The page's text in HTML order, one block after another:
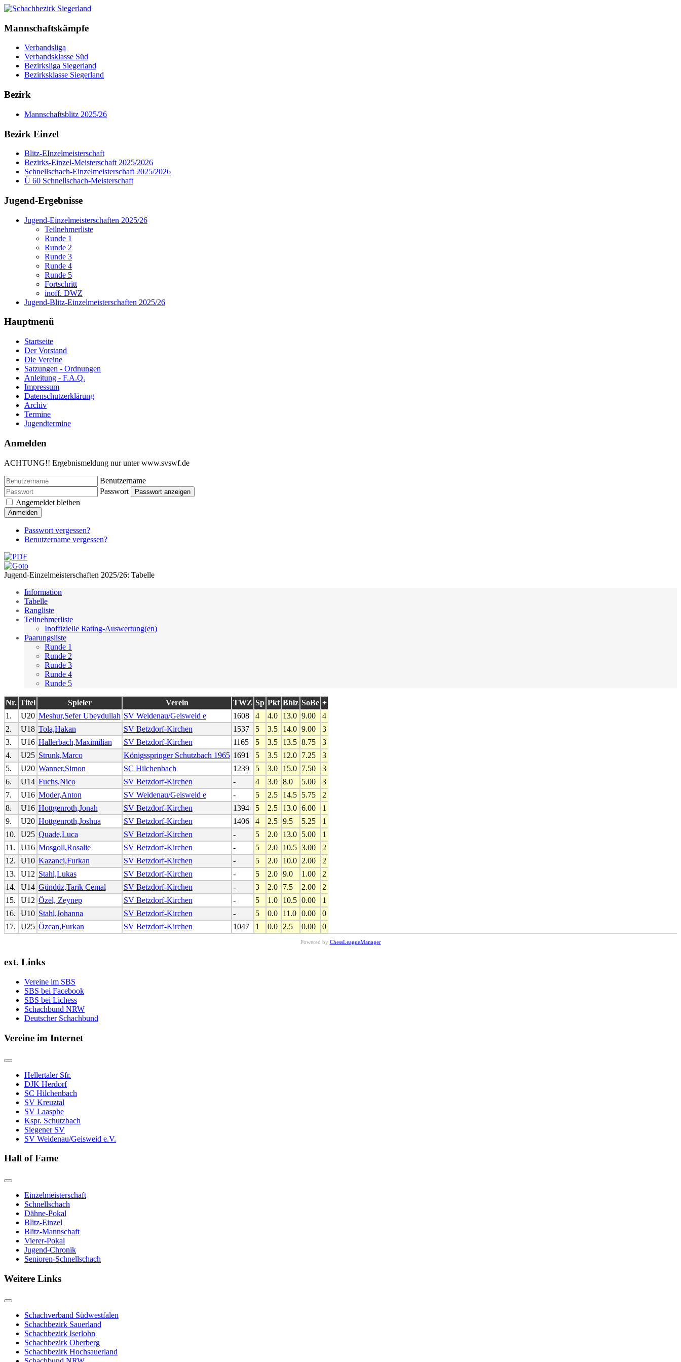
Mannschaftskämpfe
Verbandsliga
Verbandsklasse Süd
Bezirksliga Siegerland
Bezirksklasse Siegerland
Bezirk
Mannschaftsblitz 2025/26
Bezirk Einzel
Blitz-EInzelmeisterschaft
Bezirks-Einzel-Meisterschaft 2025/2026
Schnellschach-Einzelmeisterschaft 2025/2026
Ü 60 Schnellschach-Meisterschaft
Jugend-Ergebnisse
Jugend-Einzelmeisterschaften 2025/26
Teilnehmerliste
Runde 1
Runde 2
Runde 3
Runde 4
Runde 5
Fortschritt
inoff. DWZ
Jugend-Blitz-Einzelmeisterschaften 2025/26
Hauptmenü
Startseite
Der Vorstand
Die Vereine
Satzungen - Ordnungen
Anleitung - F.A.Q.
Impressum
Datenschutzerklärung
Archiv
Termine
Jugendtermine
Anmelden
ACHTUNG!! Ergebnismeldung nur unter www.svswf.de
Benutzername
Passwort
Passwort anzeigen
Angemeldet bleiben
Anmelden
Passwort vergessen?
Benutzername vergessen?
Jugend-Einzelmeisterschaften 2025/26: Tabelle
Information
Tabelle
Rangliste
Teilnehmerliste
Inoffizielle Rating-Auswertung(en)
Paarungsliste
Runde 1
Runde 2
Runde 3
Runde 4
Runde 5
Nr. Titel Spieler Verein TWZ Sp Pkt Bhlz SoBe +
1.
U20 Meshur,Sefer Ubeydullah SV Weidenau/Geisweid e 1608 4 4.0 13.0 9.00
4
2.
U18 Tola,Hakan SV Betzdorf-Kirchen 1537 5 3.5 14.0 9.00
3
3.
U16 Hallerbach,Maximilian SV Betzdorf-Kirchen 1165 5 3.5 13.5 8.75
3
4.
U25 Strunk,Marco Königsspringer Schutzbach 1965 1691 5 3.5 12.0 7.25
3
5.
U20 Wanner,Simon SC Hilchenbach 1239 5 3.0 15.0 7.50
3
6.
U14 Fuchs,Nico SV Betzdorf-Kirchen - 4 3.0 8.0 5.00
3
7.
U16 Moder,Anton SV Weidenau/Geisweid e - 5 2.5 14.5 5.75
2
8.
U16 Hottgenroth,Jonah SV Betzdorf-Kirchen 1394 5 2.5 13.0 6.00
1
9.
U20 Hottgenroth,Joshua SV Betzdorf-Kirchen 1406 4 2.5 9.5 5.25
1
10.
U25 Quade,Luca SV Betzdorf-Kirchen - 5 2.0 13.0 5.00
1
11.
U16 Mosgoll,Rosalie SV Betzdorf-Kirchen - 5 2.0 10.5 3.00
2
12.
U10 Kazanci,Furkan SV Betzdorf-Kirchen - 5 2.0 10.0 2.00
2
13.
U12 Stahl,Lukas SV Betzdorf-Kirchen - 5 2.0 9.0 1.00
2
14.
U14 Gündüz,Tarik Cemal SV Betzdorf-Kirchen - 3 2.0 7.5 2.00
2
15.
U12 Özel, Zeynep SV Betzdorf-Kirchen - 5 1.0 10.5 0.00
1
16.
U10 Stahl,Johanna SV Betzdorf-Kirchen - 5 0.0 11.0 0.00
0
17.
U25 Özcan,Furkan SV Betzdorf-Kirchen 1047 1 0.0 2.5 0.00 0
Powered by ChessLeagueManager
ext. Links
Vereine im SBS
SBS bei Facebook
SBS bei Lichess
Schachbund NRW
Deutscher Schachbund
Vereine im Internet
Hellertaler Sfr.
DJK Herdorf
SC Hilchenbach
SV Kreuztal
SV Laasphe
Kspr. Schutzbach
Siegener SV
SV Weidenau/Geisweid e.V.
Hall of Fame
Einzelmeisterschaft
Schnellschach
Dähne-Pokal
Blitz-Einzel
Blitz-Mannschaft
Vierer-Pokal
Jugend-Chronik
Senioren-Schnellschach
Weitere Links
Schachverband Südwestfalen
Schachbezirk Sauerland
Schachbezirk Iserlohn
Schachbezirk Oberberg
Schachbezirk Hochsauerland